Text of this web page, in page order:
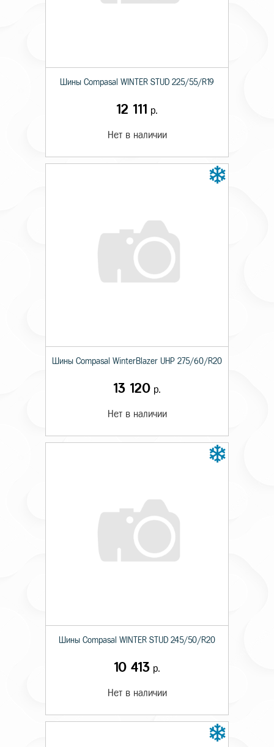
Шины Compasal WINTER STUD 225/55/R19
12 111 р.
Нет в наличии
Шины Compasal WinterBlazer UHP 275/60/R20
13 120 р.
Нет в наличии
Шины Compasal WINTER STUD 245/50/R20
10 413 р.
Нет в наличии